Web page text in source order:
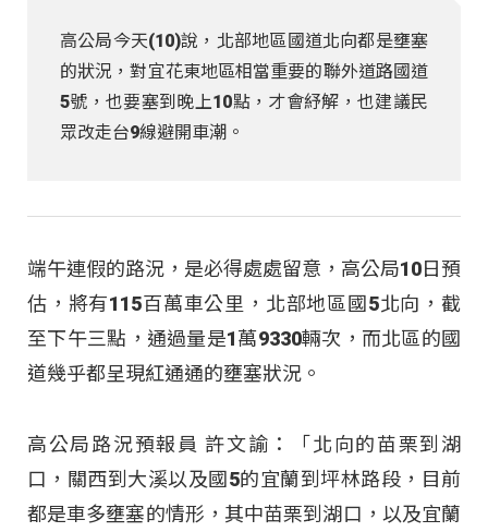
高公局今天(10)說，北部地區國道北向都是壅塞
的狀況，對宜花東地區相當重要的聯外道路國道
5號，也要塞到晚上10點，才會紓解，也建議民
眾改走台9線避開車潮。
端午連假的路況，是必得處處留意，高公局10日預
估，將有115百萬車公里，北部地區國5北向，截
至下午三點，通過量是1萬9330輛次，而北區的國
道幾乎都呈現紅通通的壅塞狀況。
高公局路況預報員 許文諭：「北向的苗栗到湖
口，關西到大溪以及國5的宜蘭到坪林路段，目前
都是車多壅塞的情形，其中苗栗到湖口，以及宜蘭